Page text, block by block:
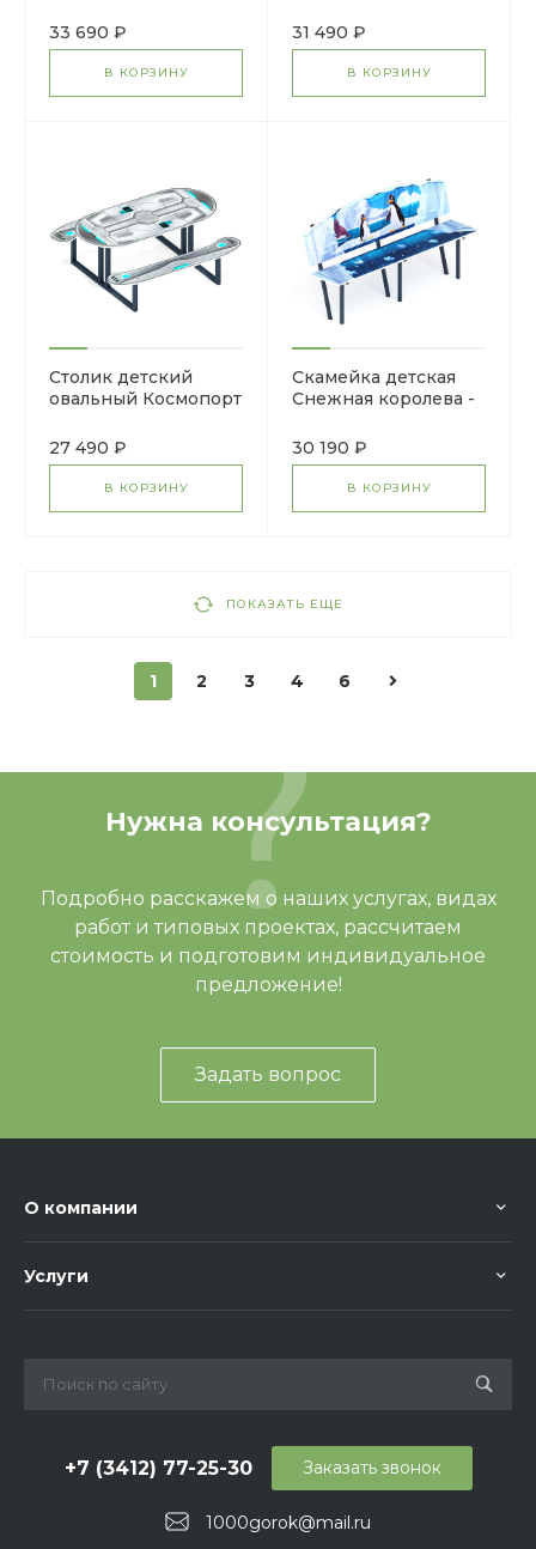
33 690 ₽
В КОРЗИНУ
31 490 ₽
В КОРЗИНУ
Столик детский
овальный Космопорт
27 490 ₽
В КОРЗИНУ
Скамейка детская
Снежная королева -
30 190 ₽
В КОРЗИНУ
ПОКАЗАТЬ ЕЩЕ
1 2 3 4 6
Нужна консультация?
Подробно расскажем о наших услугах, видах
работ и типовых проектах, рассчитаем
стоимость и подготовим индивидуальное
предложение!
Задать вопрос
О компании
Услуги
+7 (3412) 77-25-30
1000gorok@mail.ru
Заказать звонок